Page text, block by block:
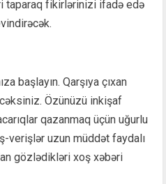
taparaq fikirlərinizi ifadə edə
başlayın. Qarşıya çıxan
Özünüzü inkişaf
qazanmaq üçün uğurlu
verişlər uzun müddət faydalı
gözlədikləri xoş xəbəri